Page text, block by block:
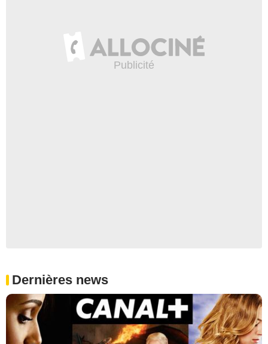
Dernières news